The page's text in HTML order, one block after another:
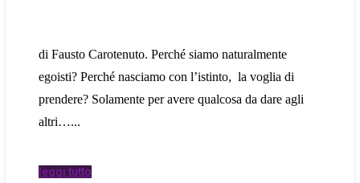
di Fausto Carotenuto. Perché siamo naturalmente
egoisti? Perché nasciamo con l’istinto, la voglia di
prendere? Solamente per avere qualcosa da dare agli
altri…
leggi tutto